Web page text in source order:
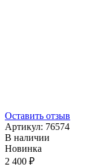
Оставить отзыв
Артикул: 76574
В наличии
Новинка
2 400 ₽